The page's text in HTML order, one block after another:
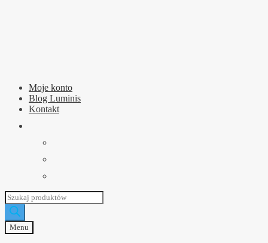
Moje konto
Blog Luminis
Kontakt
Wyszukiwarka
produktów
Menu